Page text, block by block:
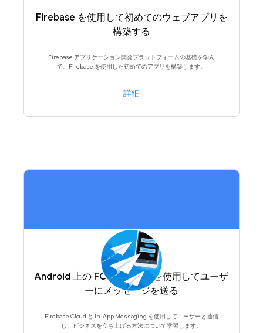
Firebase を使用して初めてのウェブアプリを
構築する
Firebase アプリケーション開発プラットフォームの基礎を学ん
で、Firebase を使用した初めてのアプリを構築します。
詳細
Android 上の FCM と FIAM を使用してユーザ
ーにメッセージを送る
Firebase Cloud と In-App Messaging を使用してユーザーと通信
し、ビジネスを立ち上げる方法について学習します。